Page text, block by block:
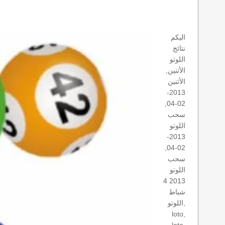
اليكم
نتائج
اللوتو
الأثنين,
الأثنين
2013-
02-04,
سحب
اللوتو
2013-
02-04,
سحب
اللوتو
2013 4
شباط
اللوتو,
loto,